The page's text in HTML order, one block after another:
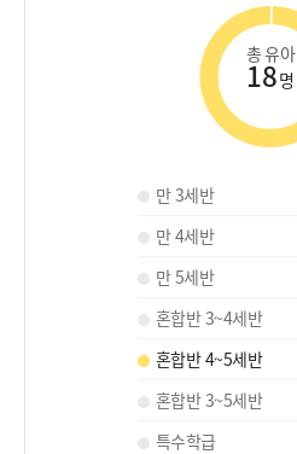
총 유아
18명
만 3세반
만 4세반
만 5세반
혼합반 3~4세반
혼합반 4~5세반
혼합반 3~5세반
특수학급